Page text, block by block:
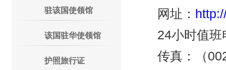
驻该国使领馆
该国驻华使领馆
护照旅行证
网址：
24小时值班
传真：（